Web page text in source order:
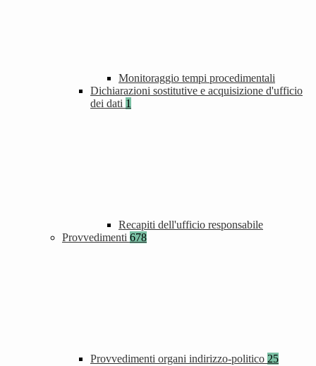
Monitoraggio tempi procedimentali
Dichiarazioni sostitutive e acquisizione d'ufficio
dei dati 1
Recapiti dell'ufficio responsabile
Provvedimenti 678
Provvedimenti organi indirizzo-politico 25